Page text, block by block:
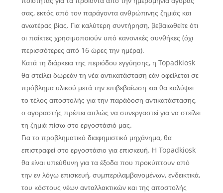
σας, εκτός από τον παράγοντα ανθρώπινης ζημιάς και
ανωτέρας βίας. Για καλύτερη συντήρηση, βεβαιωθείτε ότι
οι παίκτες χρησιμοποιούν υπό κανονικές συνθήκες (όχι
περισσότερες από 16 ώρες την ημέρα).
Κατά τη διάρκεια της περιόδου εγγύησης, η Topadkiosk
θα στείλει δωρεάν τη νέα αντικατάσταση εάν οφείλεται σε
πρόβλημα υλικού μετά την επιβεβαίωση και θα καλύψει
το τέλος αποστολής για την παράδοση αντικατάστασης,
ο αγοραστής πρέπει απλώς να συνεργαστεί για να στείλει
τη ζημιά πίσω στο εργοστάσιό μας.
Για το προβληματικό διαφημιστικό μηχάνημα, θα
επιστραφεί στο εργοστάσιο για επισκευή. Η Topadkiosk
θα είναι υπεύθυνη για τα έξοδα που προκύπτουν από
την εν λόγω επισκευή, συμπεριλαμβανομένων, ενδεικτικά,
του κόστους νέων ανταλλακτικών και της αποστολής